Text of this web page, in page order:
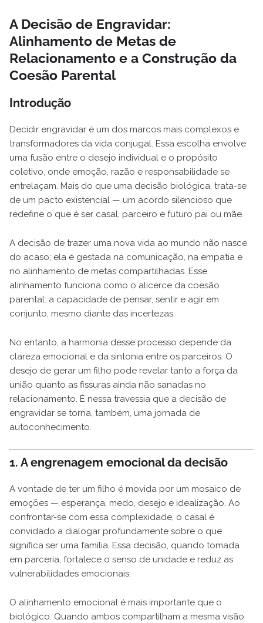
A Decisão de Engravidar:
Alinhamento de Metas de
Relacionamento e a Construção da
Coesão Parental
Introdução
Decidir engravidar é um dos marcos mais complexos e
transformadores da vida conjugal. Essa escolha envolve
uma fusão entre o desejo individual e o propósito
coletivo, onde emoção, razão e responsabilidade se
entrelaçam. Mais do que uma decisão biológica, trata-se
de um pacto existencial — um acordo silencioso que
redefine o que é ser casal, parceiro e futuro pai ou mãe.
A decisão de trazer uma nova vida ao mundo não nasce
do acaso; ela é gestada na comunicação, na empatia e
no alinhamento de metas compartilhadas. Esse
alinhamento funciona como o alicerce da coesão
parental: a capacidade de pensar, sentir e agir em
conjunto, mesmo diante das incertezas.
No entanto, a harmonia desse processo depende da
clareza emocional e da sintonia entre os parceiros. O
desejo de gerar um filho pode revelar tanto a força da
união quanto as fissuras ainda não sanadas no
relacionamento. É nessa travessia que a decisão de
engravidar se torna, também, uma jornada de
autoconhecimento.
1. A engrenagem emocional da decisão
A vontade de ter um filho é movida por um mosaico de
emoções — esperança, medo, desejo e idealização. Ao
confrontar-se com essa complexidade, o casal é
convidado a dialogar profundamente sobre o que
significa ser uma família. Essa decisão, quando tomada
em parceria, fortalece o senso de unidade e reduz as
vulnerabilidades emocionais.
O alinhamento emocional é mais importante que o
biológico. Quando ambos compartilham a mesma visão